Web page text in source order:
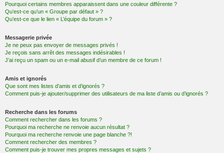
Pourquoi certains membres apparaissent dans une couleur différente ?
Qu’est-ce qu’un « Groupe par défaut » ?
Qu’est-ce que le lien « L’équipe du forum » ?
Messagerie privée
Je ne peux pas envoyer de messages privés !
Je reçois sans arrêt des messages indésirables !
J’ai reçu un spam ou un e-mail abusif d’un membre de ce forum !
Amis et ignorés
Que sont mes listes d’amis et d’ignorés ?
Comment puis-je ajouter/supprimer des utilisateurs de ma liste d’amis ou d’ignorés ?
Recherche dans les forums
Comment rechercher dans les forums ?
Pourquoi ma recherche ne renvoie aucun résultat ?
Pourquoi ma recherche renvoie une page blanche ?!
Comment rechercher des membres ?
Comment puis-je trouver mes propres messages et sujets ?